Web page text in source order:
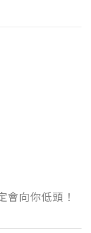
向你低頭！